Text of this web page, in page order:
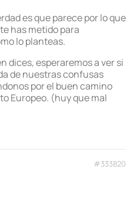
es que parece por lo que
has metido para
lo planteas.
dices, esperaremos a ver si
de nuestras confusas
por el buen camino
Europeo. (huy que mal
#333820